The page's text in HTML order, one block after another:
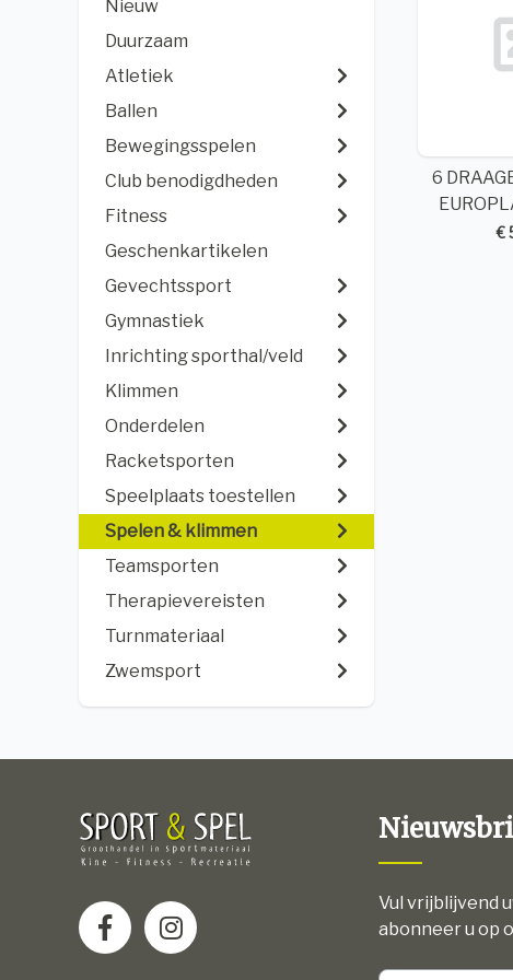
Nieuw
Duurzaam
Atletiek
Ballen
Bewegingsspelen
Club benodigdheden
Fitness
Geschenkartikelen
Gevechtssport
Gymnastiek
Inrichting sporthal/veld
Klimmen
Onderdelen
Racketsporten
Speelplaats toestellen
Spelen & klimmen
Teamsporten
Therapievereisten
Turnmateriaal
Zwemsport
6
€
Vul vrijblijvend
abonneer u op